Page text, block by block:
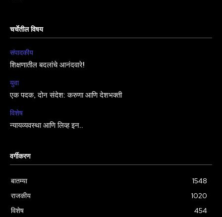
चर्चेतील विषय
संपादकीय
शिक्षणातील बदलांचे आनंदवारे!
युवा
एक पदक, दोन संदेश: करुणा आणि देशभक्ती
विशेष
न्यायव्यवस्था आणि लिव्ह इन..
वर्गीकरण
बातम्या
1548
राजकीय
1020
विशेष
454